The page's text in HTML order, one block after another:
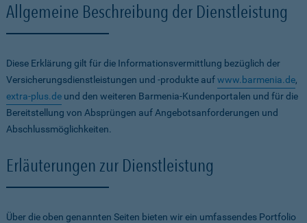
Allgemeine Beschreibung der Dienstleistung
Diese Erklärung gilt für die Informationsvermittlung bezüglich der
Versicherungsdienstleistungen und -produkte aufwww.barmenia.de,
extra-plus.de und den weiteren Barmenia-Kundenportalen und für die
Bereitstellung von Absprüngen auf Angebotsanforderungen und
Abschlussmöglichkeiten.
Erläuterungen zur Dienstleistung
Über die oben genannten Seiten bieten wir ein umfassendes Portfolio